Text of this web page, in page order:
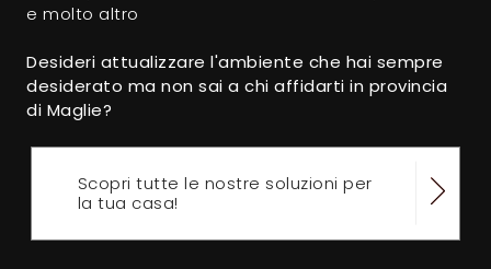
e molto altro
Desideri attualizzare l'ambiente che hai sempre
desiderato ma non sai a chi affidarti in provincia
di Maglie?
Scopri tutte le nostre soluzioni per
la tua casa!